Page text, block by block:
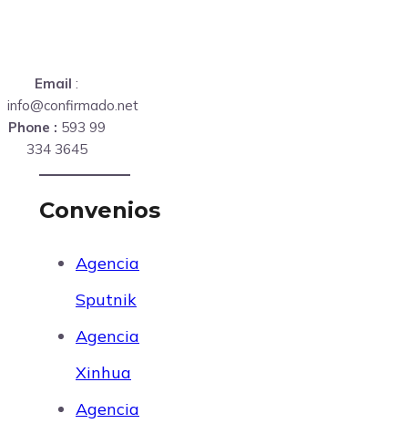
Email :
info@confirmado.net
Phone : 593 99
334 3645
Convenios
Agencia
Sputnik
Agencia
Xinhua
Agencia